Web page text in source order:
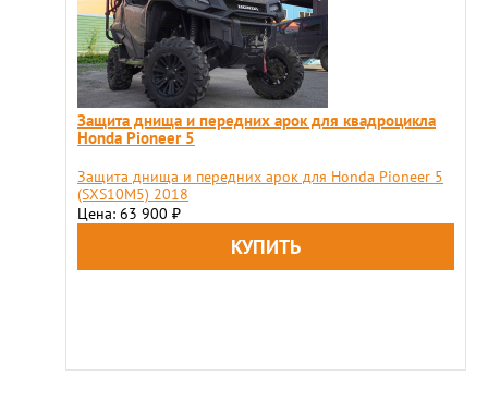
Защита днища и передних арок для квадроцикла
Honda Pioneer 5
Защита днища и передних арок для Honda Pioneer 5
(SXS10M5) 2018
Цена: 63 900 ₽